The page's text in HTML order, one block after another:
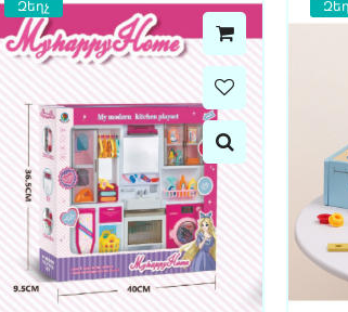
Զեղչ